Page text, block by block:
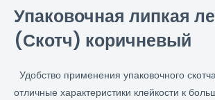
Упаковочная липкая
(Скотч) коричневый
Удобство применения упаковочного
отличные характеристики клейкости к